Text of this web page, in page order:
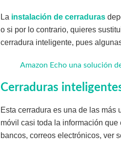
La instalación de cerraduras
o si por lo contrario, quieres
cerradura inteligente, pues
Amazon Echo una solución
Cerraduras
Esta cerradura es una de las
móvil casi toda la información
bancos, correos electrónicos, ver